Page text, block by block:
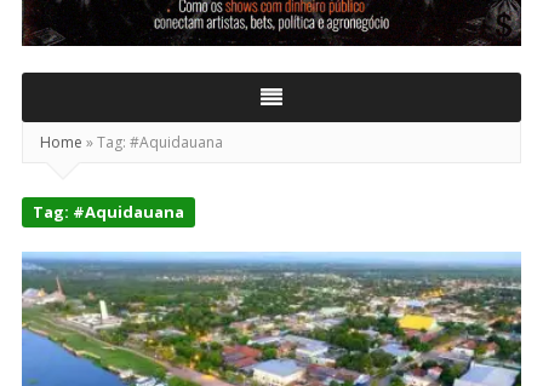
Olho
nos
Home »Tag: #Aquidauana
Tag: #Aquidauana